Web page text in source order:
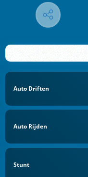
Auto Driften
Auto Rijden
Stunt